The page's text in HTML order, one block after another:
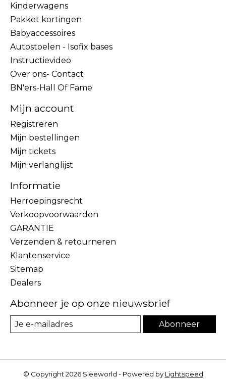
Kinderwagens
Pakket kortingen
Babyaccessoires
Autostoelen - Isofix bases
Instructievideo
Over ons- Contact
BN'ers-Hall Of Fame
Mijn account
Registreren
Mijn bestellingen
Mijn tickets
Mijn verlanglijst
Informatie
Herroepingsrecht
Verkoopvoorwaarden
GARANTIE
Verzenden & retourneren
Klantenservice
Sitemap
Dealers
Abonneer je op onze nieuwsbrief
Abonneer
© Copyright 2026 Sleeworld - Powered by Lightspeed